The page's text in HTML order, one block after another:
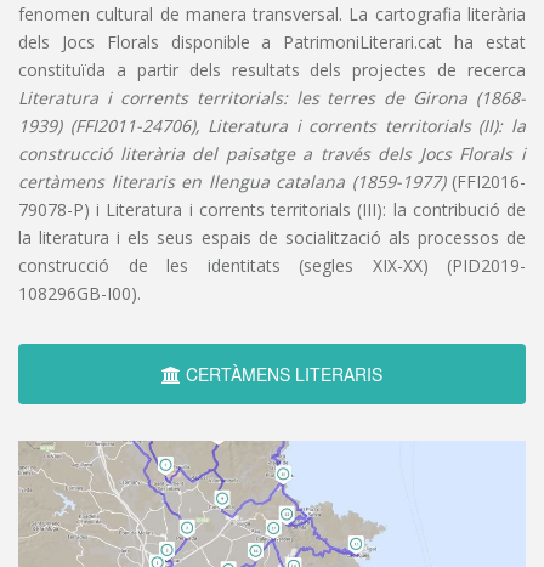
fenomen cultural de manera transversal. La cartografia literària
dels Jocs Florals disponible a PatrimoniLiterari.cat ha estat
constituïda a partir dels resultats dels projectes de recerca
Literatura i corrents territorials: les terres de Girona (1868-
1939) (FFI2011-24706), Literatura i corrents territorials (II): la
construcció literària del paisatge a través dels Jocs Florals i
certàmens literaris en llengua catalana (1859-1977)(FFI2016-
79078-P) i Literatura i corrents territorials (III): la contribució de
la literatura i els seus espais de socialització als processos de
construcció de les identitats (segles XIX-XX) (PID2019-
108296GB-I00).
CERTÀMENS LITERARIS